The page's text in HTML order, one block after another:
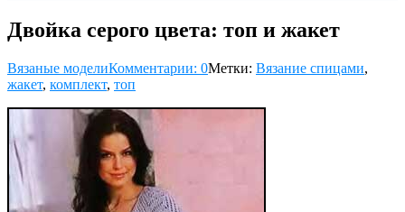
Двойка серого цвета: топ и жакет
Вязаные моделиКомментарии: 0Метки: Вязание спицами,
жакет, комплект, топ